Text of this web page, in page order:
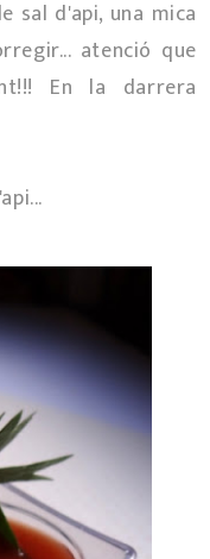
sal d'api, una mica
atenció que
En la darrera